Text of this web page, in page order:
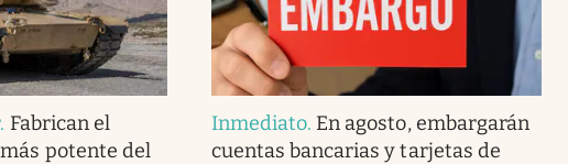
. Fabrican el
potente del
Inmediato. En agosto, embargarán
cuentas bancarias y tarjetas de